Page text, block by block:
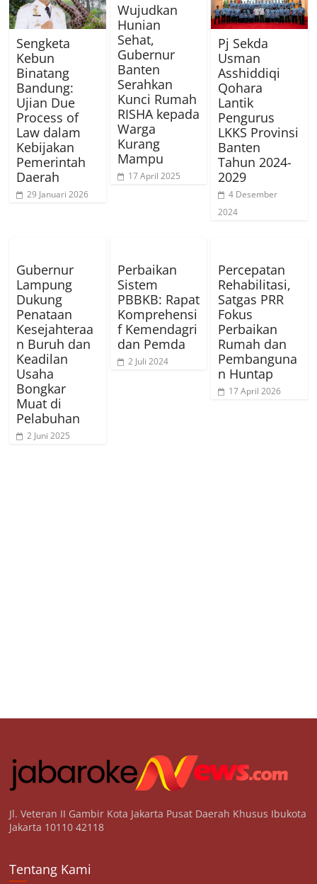
Sengketa
Kebun
Binatang
Bandung:
Ujian Due
Process of
Law dalam
Kebijakan
Pemerintah
Daerah
29 Januari 2026
Wujudkan
Hunian
Sehat,
Gubernur
Banten
Serahkan
Kunci Rumah
RISHA kepada
Warga
Kurang
Mampu
17 April 2025
Pj Sekda
Usman
Asshiddiqi
Qohara
Lantik
Pengurus
LKKS Provinsi
Banten
Tahun 2024-
2029
4 Desember
2024
Gubernur
Lampung
Dukung
Penataan
Kesejahteraa
n Buruh dan
Keadilan
Usaha
Bongkar
Muat di
Pelabuhan
2 Juni 2025
Perbaikan
Sistem
PBBKB: Rapat
Komprehensi
f Kemendagri
dan Pemda
2 Juli 2024
Percepatan
Rehabilitasi,
Satgas PRR
Fokus
Perbaikan
Rumah dan
Pembanguna
n Huntap
17 April 2026
Jl. Veteran II Gambir Kota Jakarta Pusat Daerah Khusus Ibukota
Jakarta 10110 42118
Tentang Kami